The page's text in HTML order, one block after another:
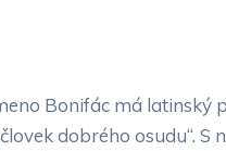
Bonifác má latinský
dobrého osudu“. S